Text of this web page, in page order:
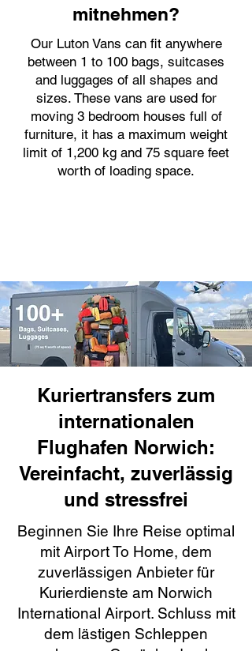
mitnehmen?
Our Luton Vans can fit anywhere
between 1 to 100 bags, suitcases
and luggages of all shapes and
sizes. These vans are used for
moving 3 bedroom houses full of
furniture, it has a maximum weight
limit of 1,200 kg and 75 square feet
worth of loading space.
Kuriertransfers zum
internationalen
Flughafen Norwich:
Vereinfacht, zuverlässig
und stressfrei
Beginnen Sie Ihre Reise optimal
mit Airport To Home, dem
zuverlässigen Anbieter für
Kurierdienste am Norwich
International Airport. Schluss mit
dem lästigen Schleppen